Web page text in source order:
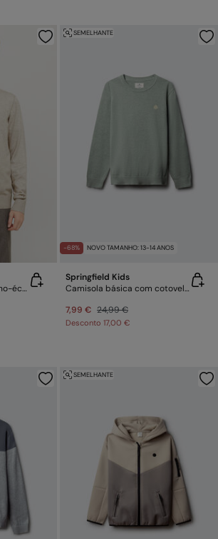
Suéter com gola de fecho-éclair
-68% NOVO TAMANHO: 13-14 ANOS
SEMELHANTE
Springfield Kids
Camisola básica com cotoveleiras para menino.
7,99 € 24,99 €
Desconto 17,00 €
SEMELHANTE